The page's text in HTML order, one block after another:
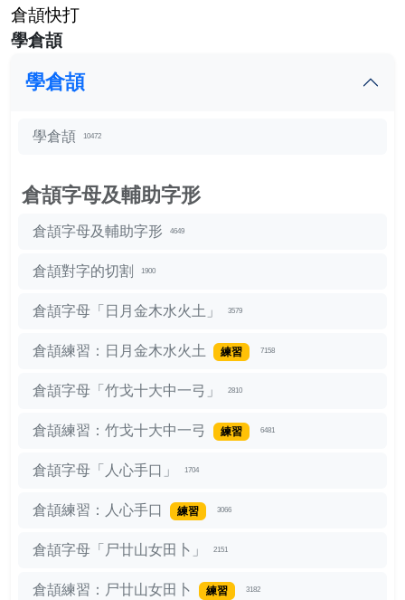
倉頡快打
學倉頡
學倉頡
學倉頡 10472
倉頡字母及輔助字形
倉頡字母及輔助字形 4649
倉頡對字的切割 1900
倉頡字母「日月金木水火土」 3579
倉頡練習：日月金木水火土 練習 7158
倉頡字母「竹戈十大中一弓」 2810
倉頡練習：竹戈十大中一弓 練習 6481
倉頡字母「人心手口」 1704
倉頡練習：人心手口 練習 3066
倉頡字母「尸廿山女田卜」 2151
倉頡練習：尸廿山女田卜 練習 3182